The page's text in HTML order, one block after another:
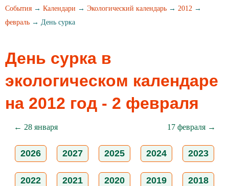
События → Календари → Экологический календарь → 2012 →
февраль → День сурка
День сурка в
экологическом календаре
на 2012 год - 2 февраля
← 28 января 17 февраля →
2026 2027 2025 2024 2023
2022 2021 2020 2019 2018